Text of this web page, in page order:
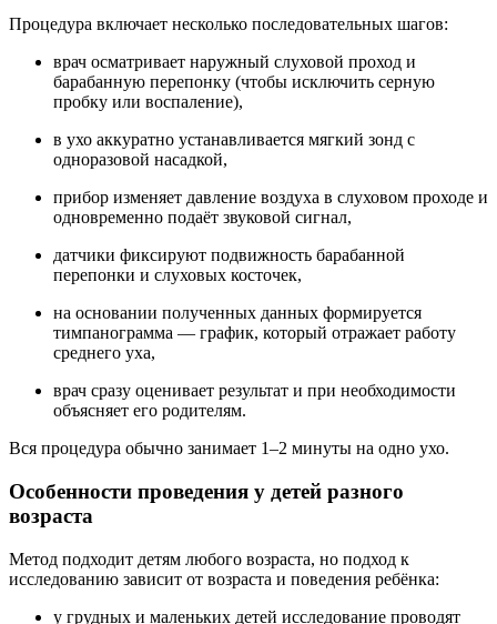
Процедура включает несколько последовательных шагов:
врач осматривает наружный слуховой проход и
барабанную перепонку (чтобы исключить серную
пробку или воспаление),
в ухо аккуратно устанавливается мягкий зонд с
одноразовой насадкой,
прибор изменяет давление воздуха в слуховом проходе и
одновременно подаёт звуковой сигнал,
датчики фиксируют подвижность барабанной
перепонки и слуховых косточек,
на основании полученных данных формируется
тимпанограмма — график, который отражает работу
среднего уха,
врач сразу оценивает результат и при необходимости
объясняет его родителям.
Вся процедура обычно занимает 1–2 минуты на одно ухо.
Особенности проведения у детей разного
возраста
Метод подходит детям любого возраста, но подход к
исследованию зависит от возраста и поведения ребёнка:
у грудных и маленьких детей исследование проводят